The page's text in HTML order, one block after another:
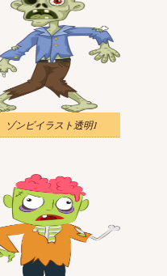
ゾンビイラスト透明1